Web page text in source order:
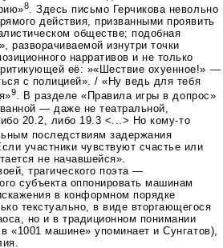
8. Здесь письмо Герчикова невольно
действия, призванными проявить
обществе; подобная
разворачиваемой изнутри точки
нарративов и не только
её: »«Шествие охуенное!» ―
с полицией». / «Ну ведь для тебя
9. В разделе «Правила игры в допрос»
— даже не театральной,
20.2, либо 19.3 <...> Нокому-то
последствиям задержания
участники чувствуют счастье или
не начавшейся».
трагического поэта —
субъекта оппонировать машинам
в конформном порядке
текстуально, в виде вторгающегося
но и в традиционном понимании
«1001 машине» упоминает и Сунгатов),